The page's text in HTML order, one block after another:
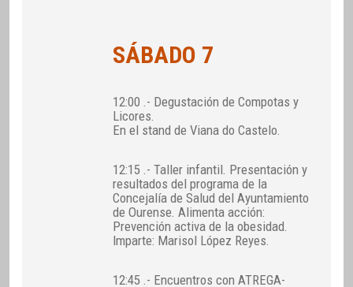
SÁBADO 7
12:00 .- Degustación de Compotas y
Licores.
En el stand de Viana do Castelo.
12:15 .- Taller infantil. Presentación y
resultados del programa de la
Concejalía de Salud del Ayuntamiento
de Ourense. Alimenta acción:
Prevención activa de la obesidad.
Imparte: Marisol López Reyes.
12:45 .- Encuentros con ATREGA-